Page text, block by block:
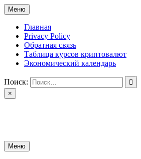
Перейти
к
содержимому
Меню
Главная
Privacy Policy
Обратная связь
Таблица курсов криптовалют
Экономический календарь
Поиск:
×
Меню